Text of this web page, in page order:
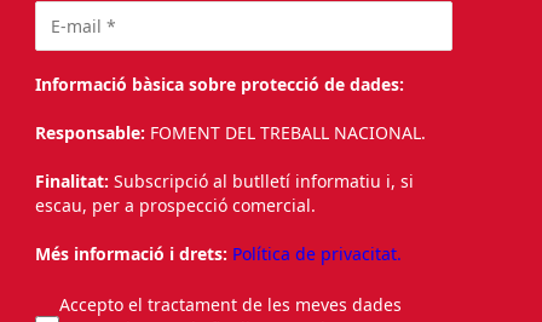
Informació bàsica sobre protecció de dades:
Responsable: FOMENT DEL TREBALL NACIONAL.
Finalitat: Subscripció al butlletí informatiu i, si
escau, per a prospecció comercial.
Més informació i drets: Política de privacitat.
Accepto el tractament de les meves dades